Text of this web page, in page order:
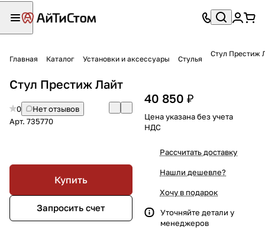
Главная Каталог Установки и аксессуары Стулья
Стул Престиж
Стул Престиж Лайт
0
Нет отзывов
Арт. 735770
Купить
Запросить счет
40 850 ₽
Цена указана без учета
НДС
Рассчитать доставку
Нашли дешевле?
Хочу в подарок
Уточняйте детали у
менеджеров